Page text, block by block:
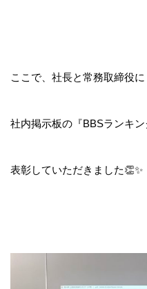
ここで、社長と常務取締役に
社内掲示板の『BBSランキ
表彰していただきました👏✨